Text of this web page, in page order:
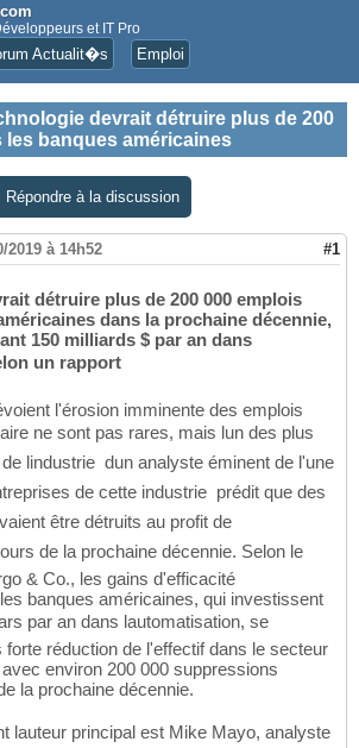
et IT Pro
Actualit�s Emploi
devrait détruire plus de 200
les banques américaines
Répondre à la discussion
2019 à 14h52 #1
détruire plus de 200 000 emplois
dans la prochaine décennie,
150 milliards $ par an dans
un rapport
l'érosion imminente des emplois
ne sont pas rares, mais lun des plus
lindustrie  dun analyste éminent de l'une
de cette industrie  prédit que des
être détruits au profit de
de la prochaine décennie. Selon le
& Co., les gains d'efficacité
banques américaines, qui investissent
par an dans lautomatisation, se
forte réduction de l'effectif dans le secteur
environ 200 000 suppressions
la prochaine décennie.
lauteur principal est Mike Mayo, analyste